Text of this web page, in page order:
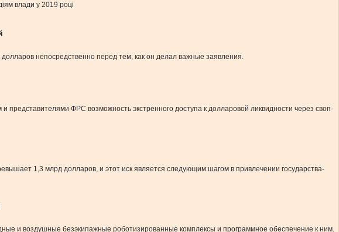
влади у 2019 році
непосредственно перед тем, как он делал важные заявления.
ФРС возможность экстренного доступа к долларовой ликвидности через своп-
1,3 млрд долларов, и этот иск является следующим шагом в привлечении государства-
и воздушные безэкипажные роботизированные комплексы и программное обеспечение к ним.